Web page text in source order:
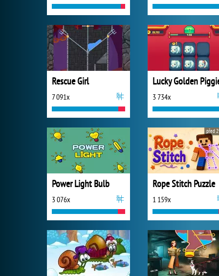
Rescue Girl
7 091x
Lucky Golden
3 734x
Power Light Bulb
3 076x
Rope Stitch Puzzle
1 159x
před